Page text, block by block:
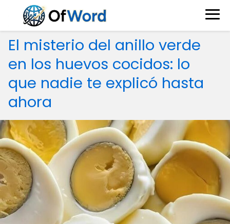
El misterio del anillo verde
en los huevos cocidos: lo
que nadie te explicó hasta
ahora